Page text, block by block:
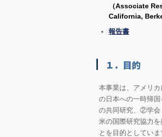
（Associate
California,
報告書
１．目的
本事業は、アメリ
の日本への一時帰
の共同研究、②学会
米の国際研究協力
とを目的としていま